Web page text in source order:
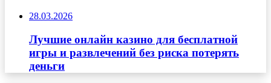
28.03.2026
Лучшие онлайн казино для бесплатной
игры и развлечений без риска потерять
деньги